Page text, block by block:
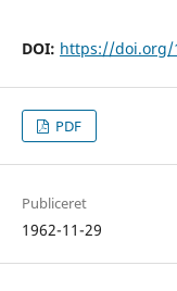
DOI: https://doi.org/
PDF
Publiceret
1962-11-29